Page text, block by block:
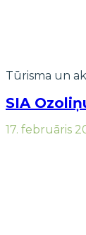
Tūrisma un
SIA
17. februāris